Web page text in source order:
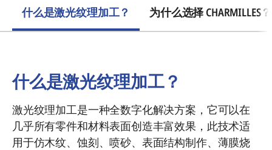
什么是激光纹理加工？ 为什么选择 CHARMILLES？
什么是激光纹理加工？
激光纹理加工是一种全数字化解决方案，它可以在
几乎所有零件和材料表面创造丰富效果，此技术适
用于仿木纹、蚀刻、喷砂、表面结构制作、薄膜烧